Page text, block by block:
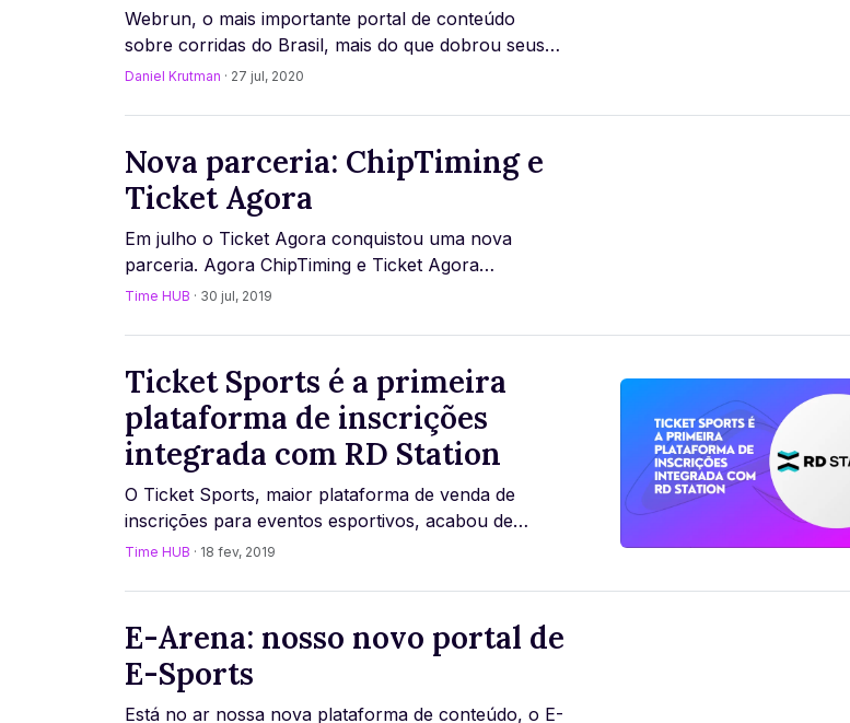
Webrun, o mais importante portal de conteúdo
sobre corridas do Brasil, mais do que dobrou seus
views durante a pandemia. Saiba porque. [...]
Daniel Krutman · 27 jul, 2020
Nova parceria: ChipTiming e
Ticket Agora
Em julho o Ticket Agora conquistou uma nova
parceria. Agora ChipTiming e Ticket Agora
trabalham juntos para entregar a melhor experiência
Time HUB · 30 jul, 2019
Ticket Sports é a primeira
plataforma de inscrições
integrada com RD Station
O Ticket Sports, maior plataforma de venda de
inscrições para eventos esportivos, acabou de
lançar uma integração com a RD Station, a
Time HUB · 18 fev, 2019
E-Arena: nosso novo portal de
E-Sports
Está no ar nossa nova plataforma de conteúdo, o E-